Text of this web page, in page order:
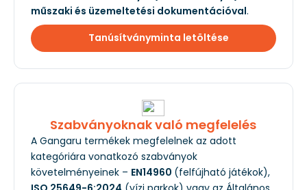
műszaki és üzemeltetési dokumentációval.
Tanúsítványminta letöltése
Szabványoknak való megfelelés
A Gangaru termékek megfelelnek az adott
kategóriára vonatkozó szabványok
követelményeinek – EN14960 (felfújható játékok),